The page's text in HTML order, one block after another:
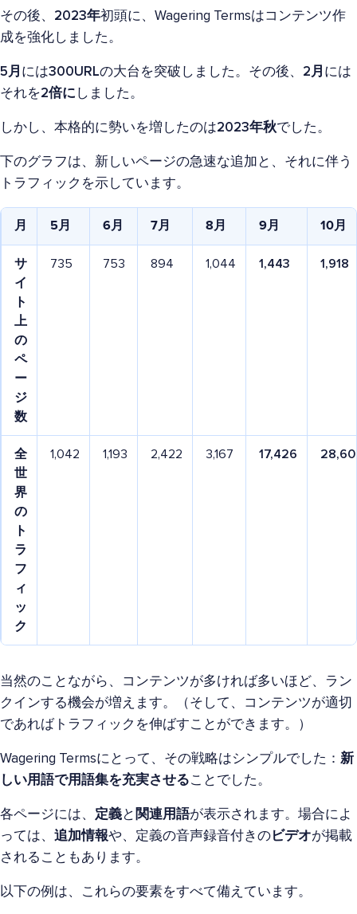
その後、 2023年初頭に、Wagering Termsはコンテンツ作
成を強化しました。
5月 には300URLの大台を突破しました。その後、 2月 には
それを2倍に しました。
しかし、本格的に勢いを増したのは2023年秋でした。
下のグラフは、新しいページの急速な追加と、それに伴う
トラフィックを示しています。
月 5月 6月 7月 8月 9月 10月
サ
イ
ト
上
の
ペ
ー
ジ
数
735 753 894 1,044 1,443 1,918
全
世
界
の
ト
ラ
フ
ィ
ッ
ク
1,042 1,193 2,422 3,167 17,426
当然のことながら、コンテンツが多ければ多いほど、ラン
クインする機会が増えます。（そして、コンテンツが適切
であればトラフィックを伸ばすことができます。）
Wagering Termsにとって、その戦略はシンプルでした： 新
しい用語で用語集を充実させることでした。
各ページには、 定義と 関連用語が表示されます。場合によ
っては、 追加情報や、定義の音声録音付きのビデオが掲載
されることもあります。
以下の例は、これらの要素をすべて備えています。